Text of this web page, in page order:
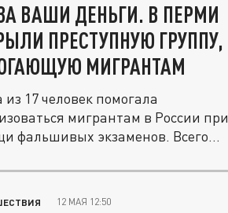
ВАШИ ДЕНЬГИ. В ПЕРМИ
ПРЕСТУПНУЮ ГРУППУ,
МИГРАНТАМ
17 человек помогала
мигрантам в России при
фальшивых экзаменов. Всего...
12 МАЯ 12:50